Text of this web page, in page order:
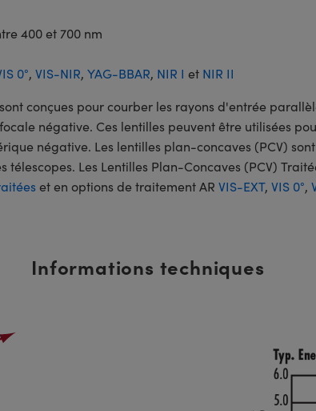
400 et 700 nm
0°, VIS-NIR, YAG-BBAR, NIR I et NIR II
sont conçues pour courber les rayons d'entrée
négative. Ces lentilles peuvent être utilisées
négative. Les lentilles plan-concaves (PCV)
Les Lentilles Plan-Concaves (PCV)
et en options de traitement AR VIS-EXT, VIS 0°,
Informations techniques